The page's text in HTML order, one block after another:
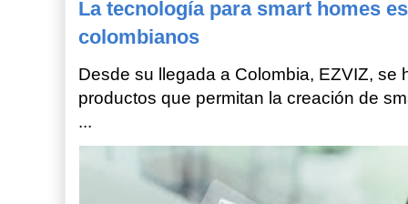
La tecnología para smart homes
colombianos
Desde su llegada a Colombia, EZVIZ, se
productos que permitan la creación de
...